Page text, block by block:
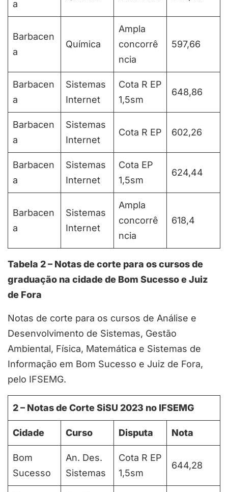
a
Barbacen
a
Química
Ampla
concorrê
ncia
597,66
Barbacen
a
Sistemas
Internet
Cota R EP
1,5sm
648,86
Barbacen
a
Sistemas
Internet
Cota R EP 602,26
Barbacen
a
Sistemas
Internet
Cota EP
1,5sm
624,44
Barbacen
a
Sistemas
Internet
Ampla
concorrê
ncia
618,4
Tabela 2 – Notas de corte para os cursos de
graduação na cidade de Bom Sucesso e Juiz
de Fora
Notas de corte para os cursos de Análise e
Desenvolvimento de Sistemas, Gestão
Ambiental, Física, Matemática e Sistemas de
Informação em Bom Sucesso e Juiz de Fora,
pelo IFSEMG.
2 – Notas de Corte SiSU 2023 no IFSEMG
Cidade Curso Disputa Nota
Bom
Sucesso
An. Des.
Sistemas
Cota R EP
1,5sm
644,28